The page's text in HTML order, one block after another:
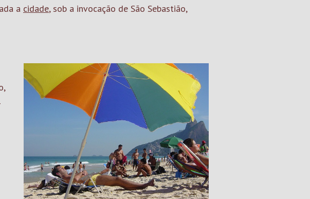
a cidade, sob a invocação de São Sebastião,